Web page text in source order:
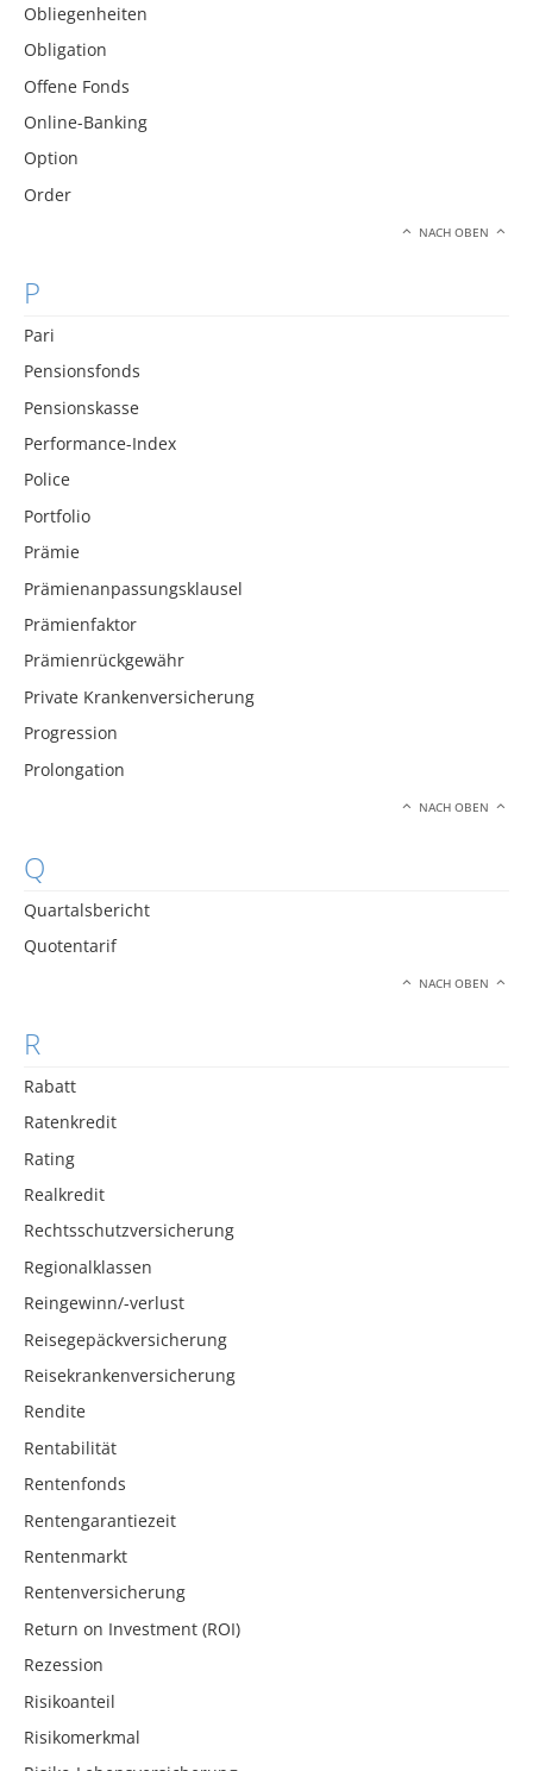
Obliegenheiten
Obligation
Offene Fonds
Online-Banking
Option
Order
NACH OBEN
P
Pari
Pensionsfonds
Pensionskasse
Performance-Index
Police
Portfolio
Prämie
Prämienanpassungsklausel
Prämienfaktor
Prämienrückgewähr
Private Krankenversicherung
Progression
Prolongation
NACH OBEN
Q
Quartalsbericht
Quotentarif
NACH OBEN
R
Rabatt
Ratenkredit
Rating
Realkredit
Rechtsschutzversicherung
Regionalklassen
Reingewinn/-verlust
Reisegepäckversicherung
Reisekrankenversicherung
Rendite
Rentabilität
Rentenfonds
Rentengarantiezeit
Rentenmarkt
Rentenversicherung
Return on Investment (ROI)
Rezession
Risikoanteil
Risikomerkmal